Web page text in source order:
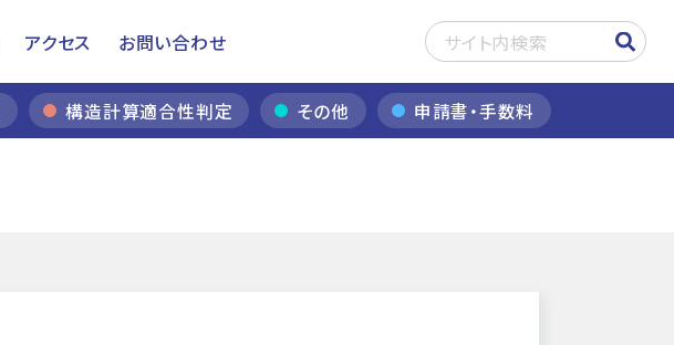
アクセス お問い合わせ
構造計算適合性判定 その他 申請書・手数料